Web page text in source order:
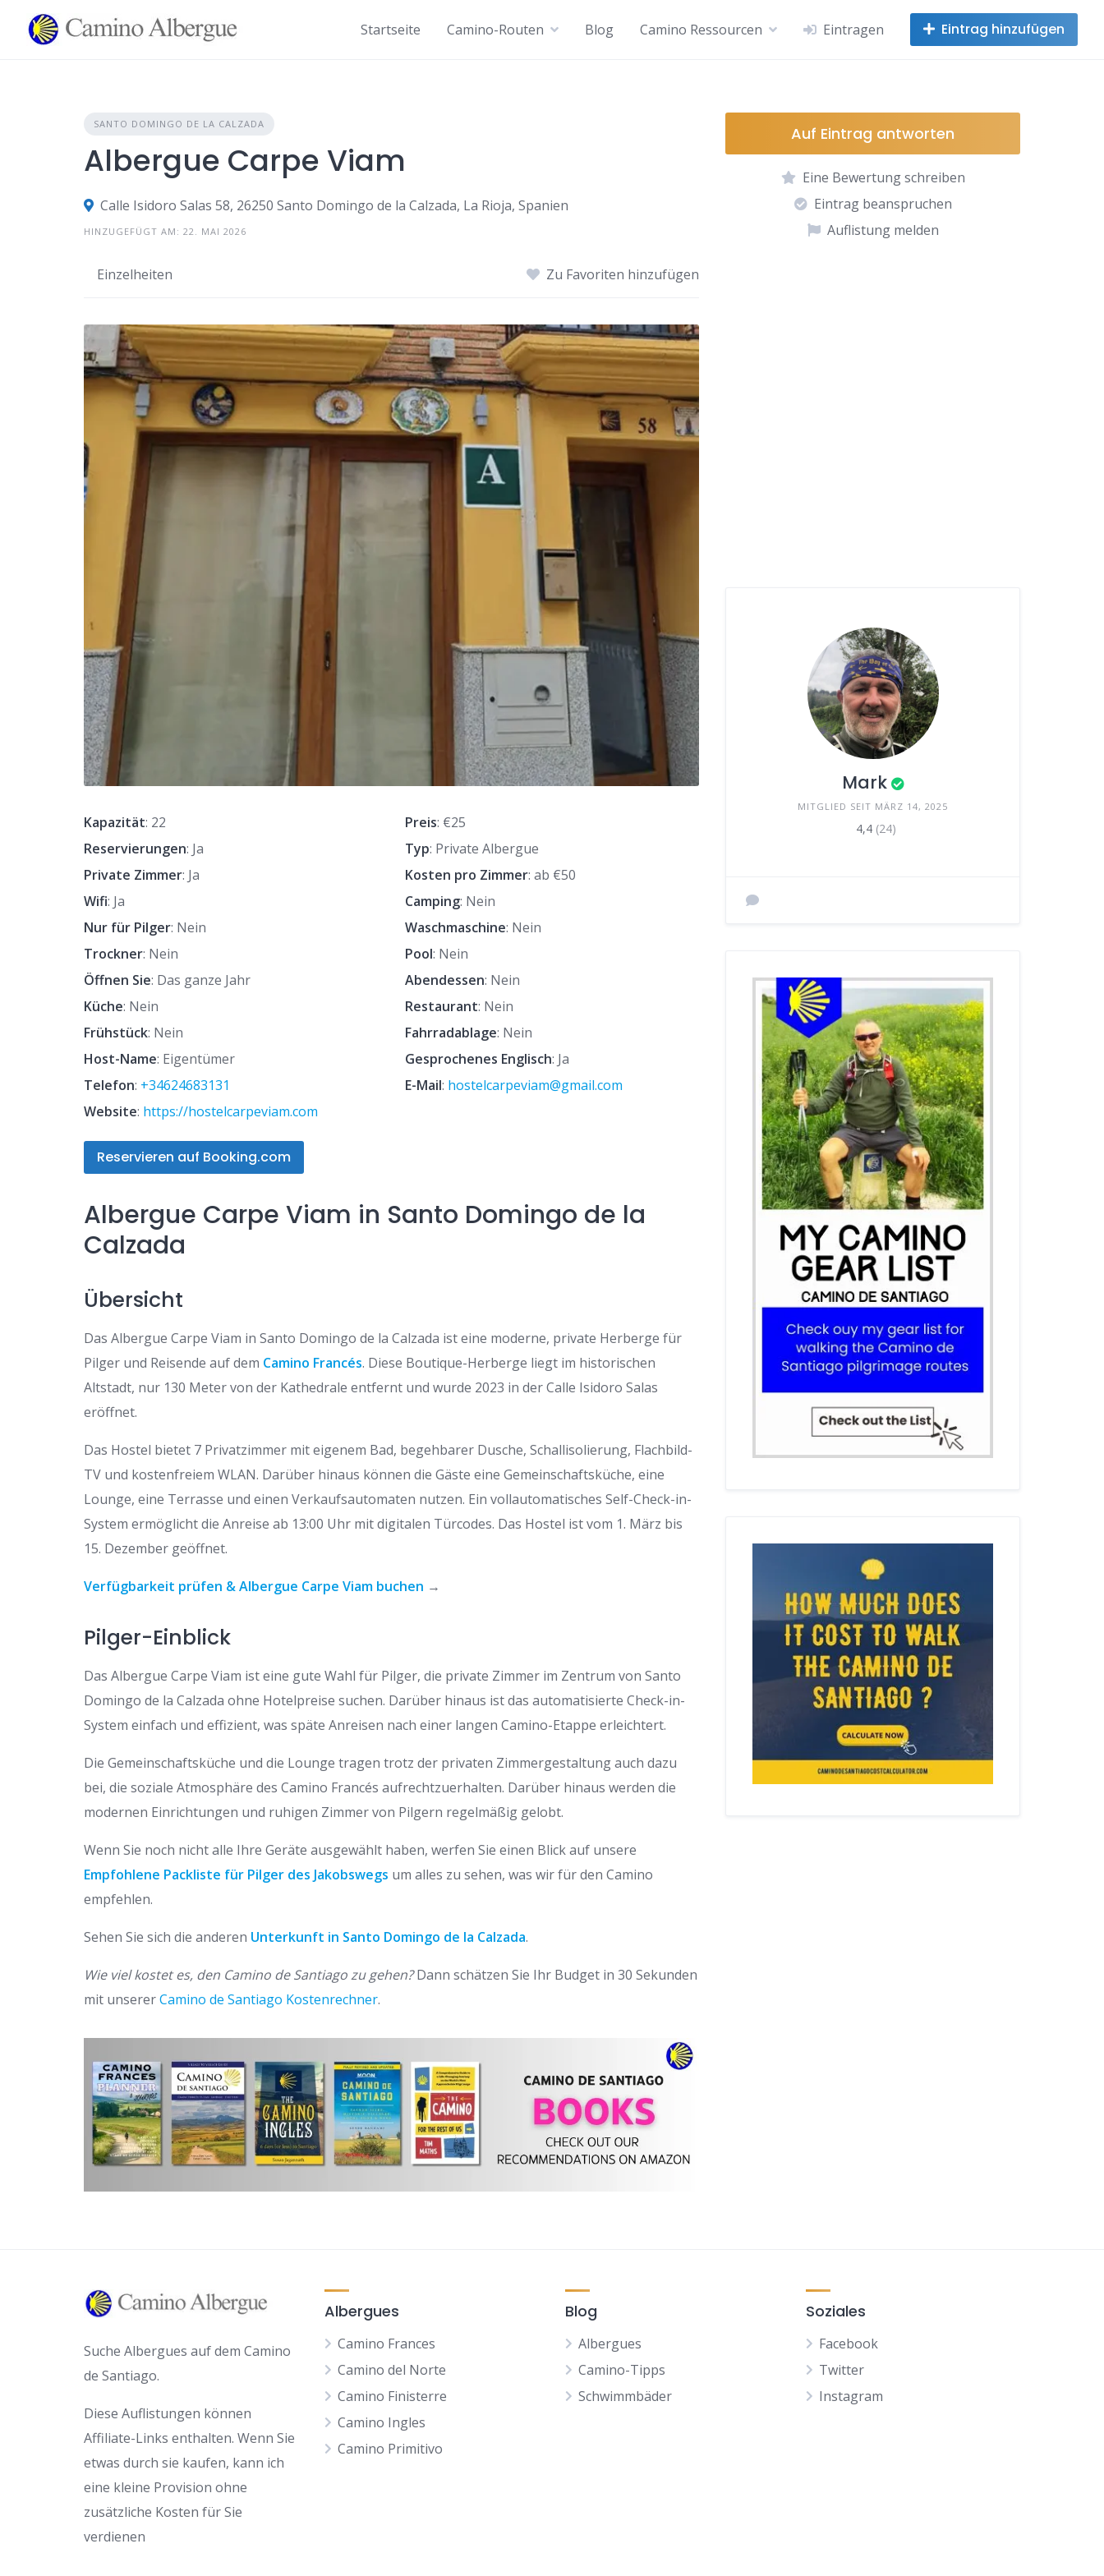
Inhalt
springen
Startseite Camino-Routen Blog Camino Ressourcen Eintragen Eintrag hinzufügen
SANTO DOMINGO DE LA CALZADA
Albergue Carpe Viam
Calle Isidoro Salas 58, 26250 Santo Domingo de la Calzada, La Rioja, Spanien
HINZUGEFÜGT AM: 22. MAI 2026
Einzelheiten Zu Favoriten hinzufügen
Kapazität: 22 Preis: €25
Reservierungen: Ja Typ: Private Albergue
Private Zimmer: Ja Kosten pro Zimmer: ab €50
Wifi: Ja Camping: Nein
Nur für Pilger: Nein Waschmaschine: Nein
Trockner: Nein Pool: Nein
Öffnen Sie: Das ganze Jahr Abendessen: Nein
Küche: Nein Restaurant: Nein
Frühstück: Nein Fahrradablage: Nein
Host-Name: Eigentümer Gesprochenes Englisch: Ja
Telefon: +34624683131 E-Mail: hostelcarpeviam@gmail.com
Website: https://hostelcarpeviam.com
Reservieren auf Booking.com
Albergue Carpe Viam in Santo Domingo de la
Calzada
Übersicht
Das Albergue Carpe Viam in Santo Domingo de la Calzada ist eine moderne, private Herberge für
Pilger und Reisende auf dem Camino Francés. Diese Boutique-Herberge liegt im historischen
Altstadt, nur 130 Meter von der Kathedrale entfernt und wurde 2023 in der Calle Isidoro Salas
eröffnet.
Das Hostel bietet 7 Privatzimmer mit eigenem Bad, begehbarer Dusche, Schallisolierung, Flachbild-
TV und kostenfreiem WLAN. Darüber hinaus können die Gäste eine Gemeinschaftsküche, eine
Lounge, eine Terrasse und einen Verkaufsautomaten nutzen. Ein vollautomatisches Self-Check-in-
System ermöglicht die Anreise ab 13:00 Uhr mit digitalen Türcodes. Das Hostel ist vom 1. März bis
15. Dezember geöffnet.
Verfügbarkeit prüfen & Albergue Carpe Viam buchen →
Pilger-Einblick
Das Albergue Carpe Viam ist eine gute Wahl für Pilger, die private Zimmer im Zentrum von Santo
Domingo de la Calzada ohne Hotelpreise suchen. Darüber hinaus ist das automatisierte Check-in-
System einfach und effizient, was späte Anreisen nach einer langen Camino-Etappe erleichtert.
Die Gemeinschaftsküche und die Lounge tragen trotz der privaten Zimmergestaltung auch dazu
bei, die soziale Atmosphäre des Camino Francés aufrechtzuerhalten. Darüber hinaus werden die
modernen Einrichtungen und ruhigen Zimmer von Pilgern regelmäßig gelobt.
Wenn Sie noch nicht alle Ihre Geräte ausgewählt haben, werfen Sie einen Blick auf unsere
Empfohlene Packliste für Pilger des Jakobswegs um alles zu sehen, was wir für den Camino
empfehlen.
Sehen Sie sich die anderen Unterkunft in Santo Domingo de la Calzada.
Wie viel kostet es, den Camino de Santiago zu gehen?Dann schätzen Sie Ihr Budget in 30 Sekunden
mit unsererCamino de Santiago Kostenrechner.
Auf Eintrag antworten
Eine Bewertung schreiben
Eintrag beanspruchen
Auflistung melden
Mark
MITGLIED SEIT MÄRZ 14, 2025
4,4 (24)
Suche Albergues auf dem Camino
de Santiago.
Diese Auflistungen können
Affiliate-Links enthalten. Wenn Sie
etwas durch sie kaufen, kann ich
eine kleine Provision ohne
zusätzliche Kosten für Sie
verdienen
Albergues
Camino Frances
Camino del Norte
Camino Finisterre
Camino Ingles
Camino Primitivo
Blog
Albergues
Camino-Tipps
Schwimmbäder
Soziales
Facebook
Twitter
Instagram